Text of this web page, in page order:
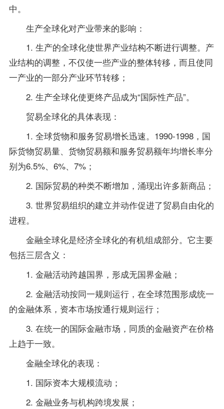
中。
生产全球化对产业带来的影响：
1. 生产的全球化使世界产业结构不断进行调整。产
业结构的调整，不仅使一些产业的整体转移，而且使同
一产业的一部分产业环节转移；
2. 生产全球化使更终产品成为“国际性产品”。
贸易全球化的具体表现：
1. 全球货物和服务贸易增长迅速。1990-1998，国
际货物贸易量、货物贸易额和服务贸易额年均增长率分
别为6.5%、6%、7%；
2. 国际贸易的种类不断增加，涌现出许多新商品；
3. 世界贸易组织的建立并动作促进了贸易自由化的
进程。
金融全球化是经济全球化的有机组成部分。它主要
包括三层含义：
1. 金融活动跨越国界，形成无国界金融；
2. 金融活动按同一规则运行，在全球范围形成统一
的金融体系，资本市场按通行规则运行；
3. 在统一的国际金融市场，同质的金融资产在价格
上趋于一致。
金融全球化的表现：
1. 国际资本大规模流动；
2. 金融业务与机构跨境发展；